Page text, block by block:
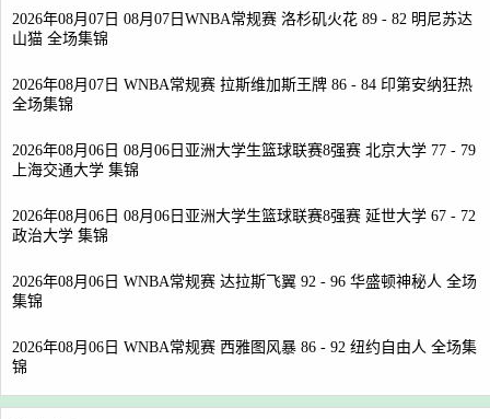
2026年08月07日 08月07日WNBA常规赛 洛杉矶火花 89 - 82 明尼苏达
山猫 全场集锦
2026年08月07日 WNBA常规赛 拉斯维加斯王牌 86 - 84 印第安纳狂热
全场集锦
2026年08月06日 08月06日亚洲大学生篮球联赛8强赛 北京大学 77 - 79
上海交通大学 集锦
2026年08月06日 08月06日亚洲大学生篮球联赛8强赛 延世大学 67 - 72
政治大学 集锦
2026年08月06日 WNBA常规赛 达拉斯飞翼 92 - 96 华盛顿神秘人 全场
集锦
2026年08月06日 WNBA常规赛 西雅图风暴 86 - 92 纽约自由人 全场集
锦